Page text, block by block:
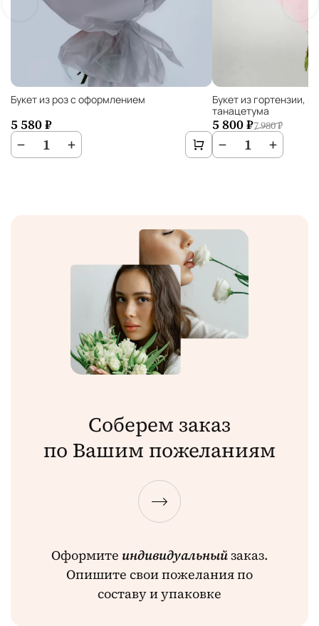
Букет из роз с оформлением
5 580 ₽
− 1 +
Букет из гортензии,
танацетума
5 800 ₽7 980 ₽
− 1 +
Соберем заказ
по Вашим пожеланиям
Оформите индивидуальныйзаказ.
Опишите свои пожелания по
составу и упаковке